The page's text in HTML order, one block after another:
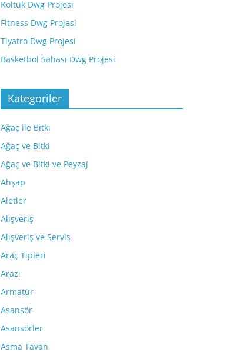
Koltuk Dwg Projesi
Fitness Dwg Projesi
Tiyatro Dwg Projesi
Basketbol Sahası Dwg Projesi
Kategoriler
Ağaç ile Bitki
Ağaç ve Bitki
Ağaç ve Bitki ve Peyzaj
Ahşap
Aletler
Alışveriş
Alışveriş ve Servis
Araç Tipleri
Arazi
Armatür
Asansör
Asansörler
Asma Tavan